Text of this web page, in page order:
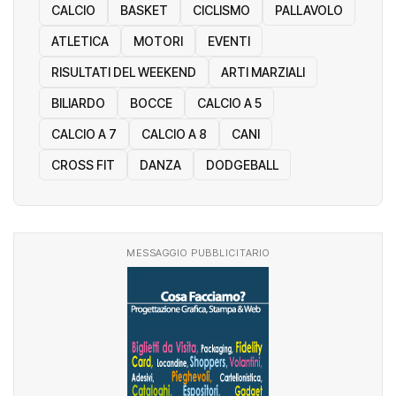
CALCIO BASKET CICLISMO PALLAVOLO
ATLETICA MOTORI EVENTI
RISULTATI DEL WEEKEND ARTI MARZIALI
BILIARDO BOCCE CALCIO A 5
CALCIO A 7 CALCIO A 8 CANI
CROSS FIT DANZA DODGEBALL
MESSAGGIO PUBBLICITARIO